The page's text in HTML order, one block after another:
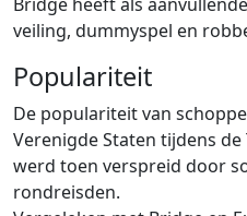
veiling, dummyspel en
Populariteit
De populariteit van
Verenigde Staten tijdens
werd toen verspreid door
rondreisden.